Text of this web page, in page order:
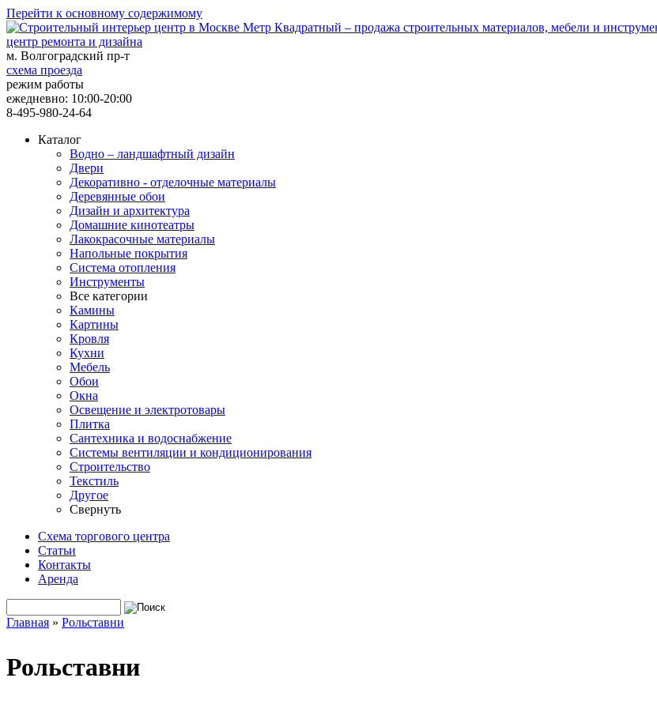
Перейти к основному содержимому
центр ремонта и дизайна
м. Волгоградский пр-т
схема проезда
режим работы
ежедневно: 10:00-20:00
8-495-980-24-64
Каталог
Водно – ландшафтный дизайн
Двери
Декоративно - отделочные материалы
Деревянные обои
Дизайн и архитектура
Домашние кинотеатры
Лакокрасочные материалы
Напольные покрытия
Система отопления
Инструменты
Все категории
Камины
Картины
Кровля
Кухни
Мебель
Обои
Окна
Освещение и электротовары
Плитка
Сантехника и водоснабжение
Системы вентиляции и кондиционирования
Строительство
Текстиль
Другое
Свернуть
Схема торгового центра
Статьи
Контакты
Аренда
Форма поиска
Главная » Рольставни
Рольставни